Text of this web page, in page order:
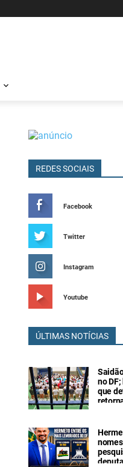
REDES SOCIAIS
Facebook
Twitter
Instagram
Youtube
ÚLTIMAS NOTÍCIAS
no
que